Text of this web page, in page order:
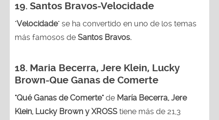
19. Santos Bravos-Velocidade
"Velocidade" se ha convertido en uno de los temas
más famosos de Santos Bravos.
18. Maria Becerra, Jere Klein, Lucky
Brown-Que Ganas de Comerte
"Qué Ganas de Comerte"de María Becerra, Jere
Klein, Lucky Brown y XROSS tiene más de 21,3